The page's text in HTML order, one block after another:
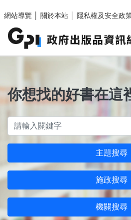
網站導覽
關於本站 隱私權及安全政
你想找的好書在這
主題搜尋
施政搜尋
機關搜尋